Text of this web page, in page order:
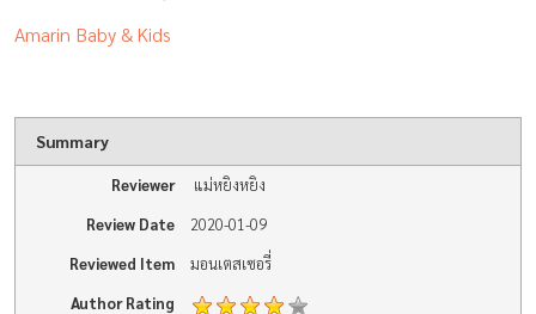
Amarin Baby & Kids
Summary
Reviewer
แม่หยิงหยิง
Review Date
2020-01-09
Reviewed Item
มอนเตสเซอรี่
Author Rating